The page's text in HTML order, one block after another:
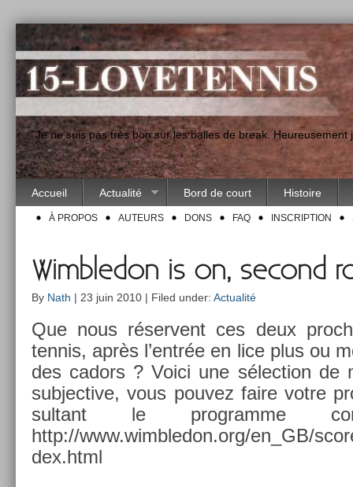
"Je ne suis pas très bon sur les balles de break.
Accueil Actualité Bord de court Histoire
À PROPOS AUTEURS DONS FAQ INSCRIPTION
Wimbledon is on, second
By Nath | 23 juin 2010 | Filed under: Actualité
Que nous réser­vent ces deux
ten­nis, après l’entrée en lice plus ou
des cadors ? Voici une sélec­tion de
sub­jec­tive, vous pouvez faire votre
sul­tant le pro­gram­me
http://www.wimbledon­.org/en_GB/
dex.html